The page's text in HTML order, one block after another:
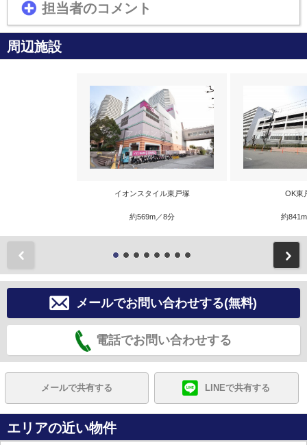
担当者のコメント
周辺施設
イオンスタイル東戸塚
約569m／8分
OK東
約
メールでお問い合わせする(無料)
電話でお問い合わせする
メールで共有する LINEで共有する
エリアの近い物件